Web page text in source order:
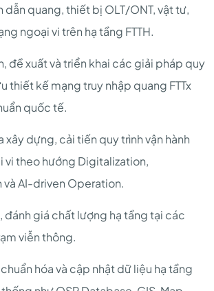
dẫn quang, thiết bị OLT/ONT, vật tư,
ngoại vi trên hạ tầng FTTH.
đề xuất và triển khai các giải pháp quy
thiết kế mạng truy nhập quang FTTx
quốc tế.
xây dựng, cải tiến quy trình vận hành
vi theo hướng Digitalization,
AI-driven Operation.
đánh giá chất lượng hạ tầng tại các
viễn thông.
hóa và cập nhật dữ liệu hạ tầng